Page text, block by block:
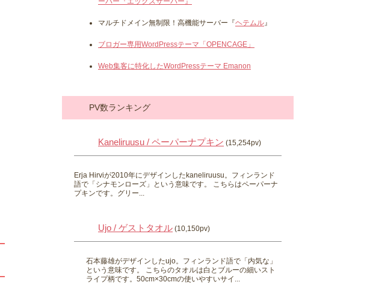
マルチドメイン無制限！高機能サーバー『ヘテムル』
ブロガー専用WordPressテーマ「OPENCAGE」
Web集客に特化したWordPressテーマ Emanon
PV数ランキング
Kaneliruusu / ペーパーナプキン (15,254pv)
Erja Hirviが2010年にデザインしたkaneliruusu。フィンランド
語で「シナモンローズ」という意味です。 こちらはペーパーナ
プキンです。グリー...
Ujo / ゲストタオル (10,150pv)
石本藤雄がデザインしたujo。フィンランド語で「内気な」
という意味です。 こちらのタオルは白とブルーの細いスト
ライプ柄です。50cm×30cmの使いやすいサイ...